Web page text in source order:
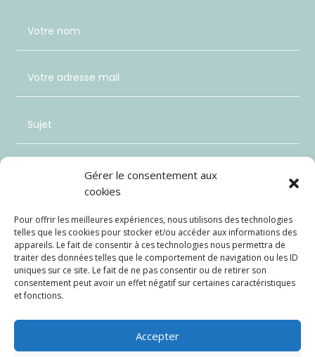
Gérer le consentement aux
cookies
Pour offrir les meilleures expériences, nous utilisons des technologies
telles que les cookies pour stocker et/ou accéder aux informations des
appareils. Le fait de consentir à ces technologies nous permettra de
traiter des données telles que le comportement de navigation ou les ID
uniques sur ce site. Le fait de ne pas consentir ou de retirer son
consentement peut avoir un effet négatif sur certaines caractéristiques
et fonctions.
Accepter
5 + 1= Envoi